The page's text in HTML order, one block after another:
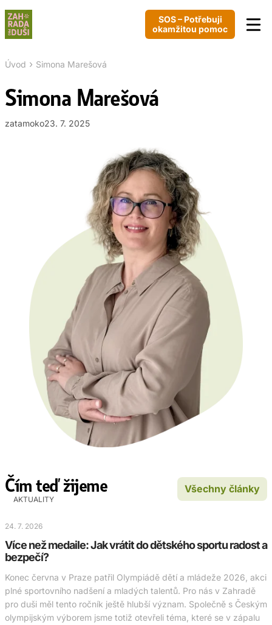
SOS – Potřebuji
okamžitou pomoc
Úvod › Simona Marešová
Simona Marešová
zatamoko23. 7. 2025
Čím teď žijeme Všechny články
AKTUALITY
24. 7. 2026
Více než medaile: Jak vrátit do dětského sportu radost a
bezpečí?
Konec června v Praze patřil Olympiádě dětí a mládeže 2026, akci
plné sportovního nadšení a mladých talentů. Pro nás v Zahradě
pro duši měl tento ročník ještě hlubší význam. Společně s Českým
olympijským výborem jsme totiž otevřeli téma, které se v zápalu